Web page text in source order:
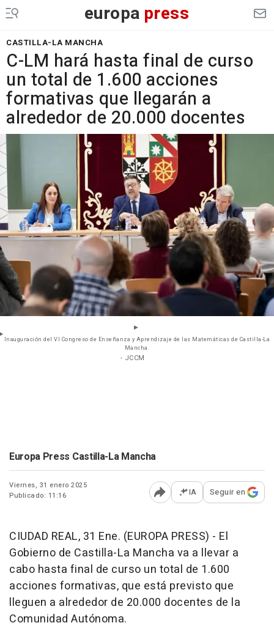
europa press
CASTILLA-LA MANCHA
C-LM hará hasta final de curso
un total de 1.600 acciones
formativas que llegarán a
alrededor de 20.000 docentes
Inauguración del VI Congreso de Enseñanza y Aprendizaje de las Matemáticas de Castilla-La
Mancha.
- JCCM
Europa Press Castilla-La Mancha
Viernes, 31 enero 2025
Publicado: 11:16
Abrir opciones para
IA Seguir en
CIUDAD REAL, 31 Ene. (EUROPA PRESS) - El
Gobierno de Castilla-La Mancha va a llevar a
cabo hasta final de curso un total de 1.600
acciones formativas, que está previsto que
lleguen a alrededor de 20.000 docentes de la
Comunidad Autónoma.